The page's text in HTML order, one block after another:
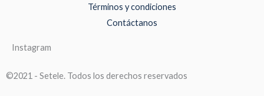
Términos y condiciones
Contáctanos
Instagram
©2021 - Setele. Todos los derechos reservados